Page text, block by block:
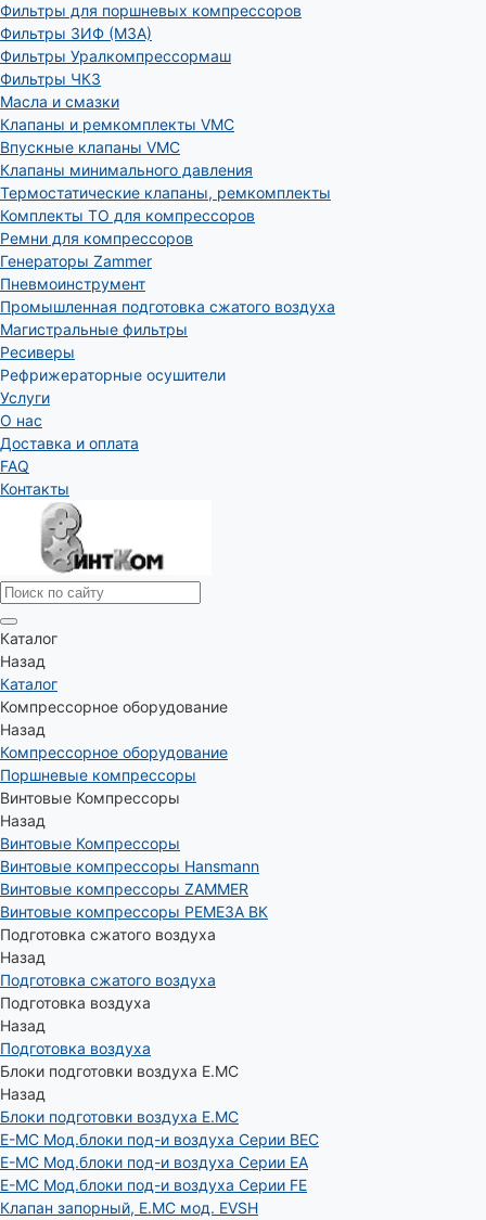
Фильтры для поршневых компрессоров
Фильтры ЗИФ (МЗА)
Фильтры Уралкомпрессормаш
Фильтры ЧКЗ
Масла и смазки
Клапаны и ремкомплекты VMC
Впускные клапаны VMC
Клапаны минимального давления
Термостатические клапаны, ремкомплекты
Комплекты ТО для компрессоров
Ремни для компрессоров
Генераторы Zammer
Пневмоинструмент
Промышленная подготовка сжатого воздуха
Магистральные фильтры
Ресиверы
Рефрижераторные осушители
Услуги
О нас
Доставка и оплата
FAQ
Контакты
Каталог
Назад
Каталог
Компрессорное оборудование
Назад
Компрессорное оборудование
Поршневые компрессоры
Винтовые Компрессоры
Назад
Винтовые Компрессоры
Винтовые компрессоры Hansmann
Винтовые компрессоры ZAMMER
Винтовые компрессоры РЕМЕЗА ВК
Подготовка сжатого воздуха
Назад
Подготовка сжатого воздуха
Подготовка воздуха
Назад
Подготовка воздуха
Блоки подготовки воздуха E.MC
Назад
Блоки подготовки воздуха E.MC
E-MC Мод.блоки под-и воздуха Серии BEC
E-MC Мод.блоки под-и воздуха Серии EA
E-MC Мод.блоки под-и воздуха Серии FE
Клапан запорный, E.MC мод. EVSH